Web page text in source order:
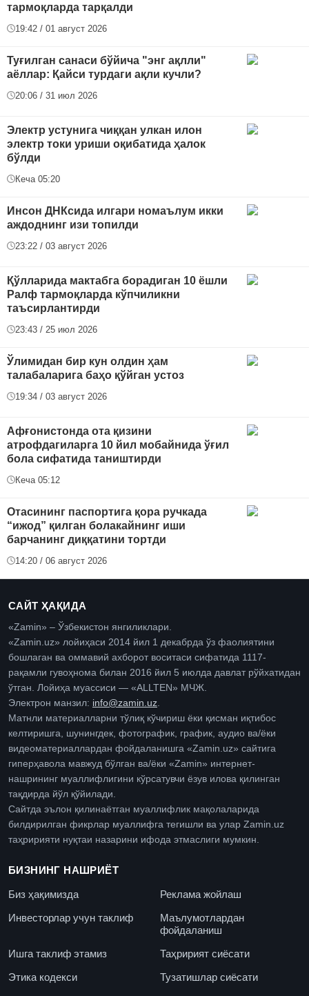
тармоқларда тарқалди
19:42 / 01 август 2026
Туғилган санаси бўйича "энг ақлли"
аёллар: Қайси турдаги ақли кучли?
20:06 / 31 июл 2026
Электр устунига чиққан улкан илон
электр токи уриши оқибатида ҳалок
бўлди
Кеча 05:20
Инсон ДНКсида илгари номаълум икки
аждоднинг изи топилди
23:22 / 03 август 2026
Қўлларида мактабга борадиган 10 ёшли
Ралф тармоқларда кўпчиликни
таъсирлантирди
23:43 / 25 июл 2026
Ўлимидан бир кун олдин ҳам
талабаларига баҳо қўйган устоз
19:34 / 03 август 2026
Афғонистонда ота қизини
атрофдагиларга 10 йил мобайнида ўғил
бола сифатида таништирди
Кеча 05:12
Отасининг паспортига қора ручкада
“ижод” қилган болакайнинг иши
барчанинг диққатини тортди
14:20 / 06 август 2026
САЙТ ҲАҚИДА
«Zamin» – Ўзбекистон янгиликлари.
«Zamin.uz» лойиҳаси 2014 йил 1 декабрда ўз фаолиятини
бошлаган ва оммавий ахборот воситаси сифатида 1117-
рақамли гувоҳнома билан 2016 йил 5 июлда давлат рўйхатидан
ўтган. Лойиҳа муассиси — «ALLTEN» МЧЖ.
Электрон манзил: info@zamin.uz
Матнли материалларни тўлиқ кўчириш ёки қисман иқтибос
келтиришга, шунингдек, фотографик, график, аудио ва/ёки
видеоматериаллардан фойдаланишга «Zamin.uz» сайтига
гиперҳавола мавжуд бўлган ва/ёки «Zamin» интернет-
нашрининг муаллифлигини кўрсатувчи ёзув илова қилинган
тақдирда йўл қўйилади.
Сайтда эълон қилинаётган муаллифлик мақолаларида
билдирилган фикрлар муаллифга тегишли ва улар Zamin.uz
таҳририяти нуқтаи назарини ифода этмаслиги мумкин.
БИЗНИНГ НАШРИЁТ
Биз ҳақимизда
Реклама жойлаш
Инвесторлар учун таклиф
Маълумотлардан
фойдаланиш
Ишга таклиф этамиз
Таҳририят сиёсати
Этика кодекси
Тузатишлар сиёсати